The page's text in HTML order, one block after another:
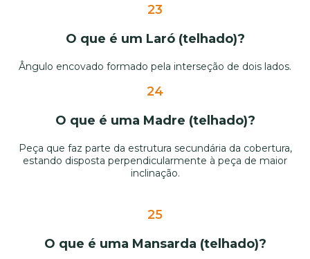
23
O que é um Laró (telhado)?
Ângulo encovado formado pela interseção de dois lados.
24
O que é uma Madre (telhado)?
Peça que faz parte da estrutura secundária da cobertura,
estando disposta perpendicularmente à peça de maior
inclinação.
25
O que é uma Mansarda (telhado)?